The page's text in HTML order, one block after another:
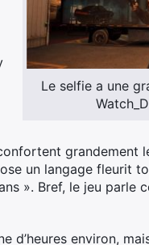
Le selfie a une
grandement
un langage fleurit
». Bref, le jeu parle
d’heures environ,